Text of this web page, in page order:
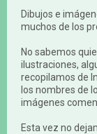
Dibujos e
muchos de los
No sabemos
ilustraciones,
recopilamos de
los nombres de
imágenes
Esta vez no